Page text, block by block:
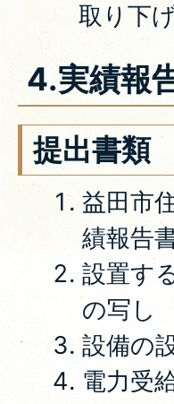
取り下
4.実績報
提出書類
益田市
績報告
設置す
の写し
設備の
電力受